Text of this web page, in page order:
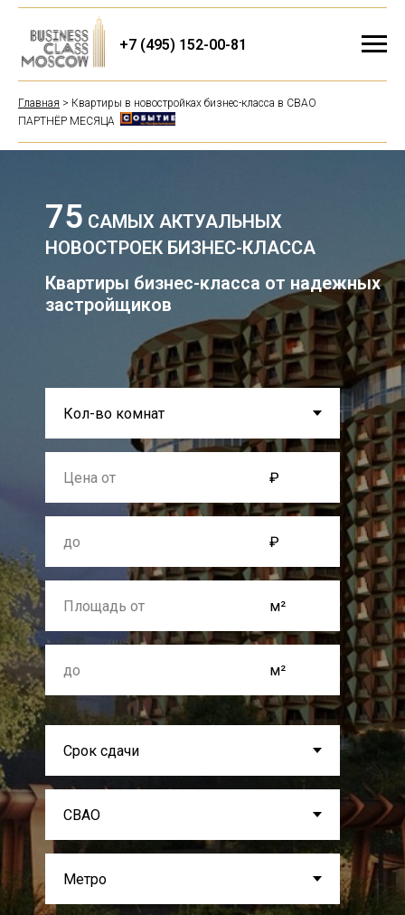
+7 (495) 152-00-81
Главная > Квартиры в новостройках бизнес-класса в СВАО
ПАРТНЁР МЕСЯЦА
75 САМЫХ АКТУАЛЬНЫХ
НОВОСТРОЕК БИЗНЕС-КЛАССА
Квартиры бизнес-класса от надежных
застройщиков